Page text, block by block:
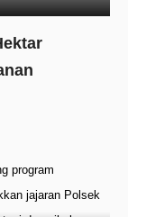
program
jajaran Polsek